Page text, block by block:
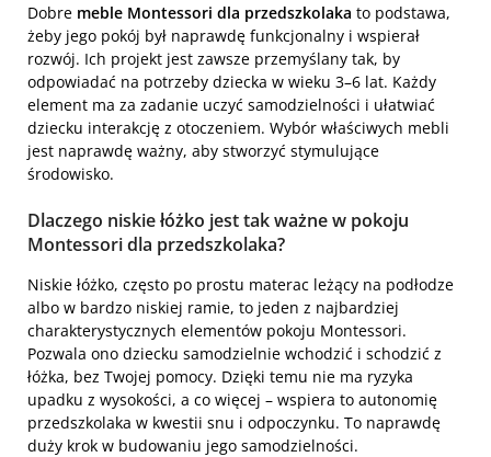
Dobre meble Montessori dla przedszkolaka to podstawa,
żeby jego pokój był naprawdę funkcjonalny i wspierał
rozwój. Ich projekt jest zawsze przemyślany tak, by
odpowiadać na potrzeby dziecka w wieku 3–6 lat. Każdy
element ma za zadanie uczyć samodzielności i ułatwiać
dziecku interakcję z otoczeniem. Wybór właściwych mebli
jest naprawdę ważny, aby stworzyć stymulujące
środowisko.
Dlaczego niskie łóżko jest tak ważne w pokoju
Montessori dla przedszkolaka?
Niskie łóżko, często po prostu materac leżący na podłodze
albo w bardzo niskiej ramie, to jeden z najbardziej
charakterystycznych elementów pokoju Montessori.
Pozwala ono dziecku samodzielnie wchodzić i schodzić z
łóżka, bez Twojej pomocy. Dzięki temu nie ma ryzyka
upadku z wysokości, a co więcej – wspiera to autonomię
przedszkolaka w kwestii snu i odpoczynku. To naprawdę
duży krok w budowaniu jego samodzielności.